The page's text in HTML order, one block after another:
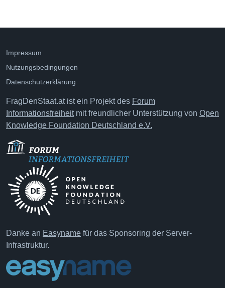
Impressum
Nutzungsbedingungen
Datenschutzerklärung
FragDenStaat.at ist ein Projekt des Forum
Informationsfreiheitmit freundlicher Unterstützung von Open
Knowledge Foundation Deutschland e.V.
Danke an Easyname für das Sponsoring der Server-
Infrastruktur.